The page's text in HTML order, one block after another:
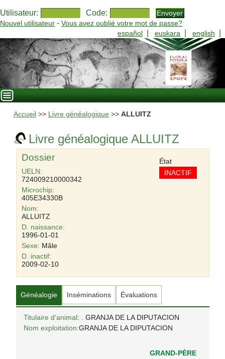
Utilisateur: Code:
Nouvel utilisateur - Vous avez oublié votre mot de passe?
español
euskara english
Accueil >> Livre généalogique >> ALLUITZ
Livre généalogique ALLUITZ
Dossier
UELN:
724009210000342
Microchip:
405E34330B
Nom:
ALLUITZ
D. naissance:
1996-01-01
Sexe: Mâle
État
INACTIF
D. inactif:
2009-02-10
Généalogie Inséminations Évaluations
Titulaire d'animal: . GRANJA DE LA DIPUTACION
Nom exploitation:GRANJA DE LA DIPUTACION
GRAND-PÈRE